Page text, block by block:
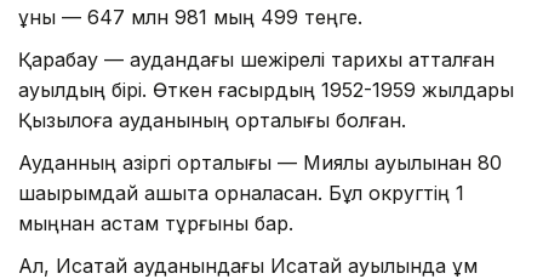
құны — 647 млн 981 мың 499 теңге.
Қарабау — аудандағы шежірелі тарихы қатталған
ауылдың бірі. Өткен ғасырдың 1952-1959 жылдары
Қызылқоға ауданының орталығы болған.
Ауданның қазіргі орталығы — Миялы ауылынан 80
шақырымдай қашықта орналасқан. Бұл округтің 1
мыңнан астам тұрғыны бар.
Ал, Исатай ауданындағы Исатай ауылында құм